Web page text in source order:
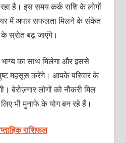
है। इस समय कर्क राशि के लोगों
में अपार सफलता मिलने के संकेत
स्रोत बढ़ जाएंगे।
का साथ मिलेगा और इससे
महसूस करेंगे। आपके परिवार के
बेरोज़गार लोगों को नौकरी मिल
भी मुनाफे के योग बन रहे हैं।
राशिफल